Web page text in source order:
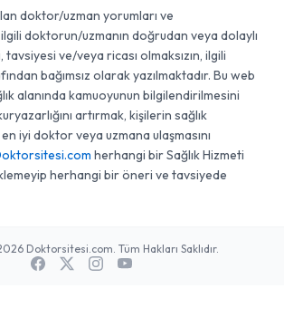
doktor/uzman yorumları ve
doktorun/uzmanın doğrudan veya dolaylı
ve/veya ricası olmaksızın, ilgili
bağımsız olarak yazılmaktadır. Bu web
alanında kamuoyunun bilgilendirilmesini
artırmak, kişilerin sağlık
iyi doktor veya uzmana ulaşmasını
herhangi bir Sağlık Hizmeti
herhangi bir öneri ve tavsiyede
Doktorsitesi.com. Tüm Hakları Saklıdır.